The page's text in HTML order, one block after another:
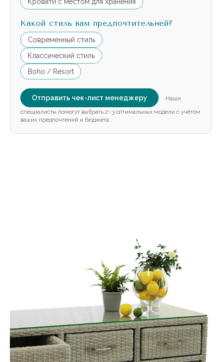
Какой стиль вам предпочтительней?
Современный стиль
Классический стиль
Boho / Resort
Отправить чек-лист менеджеру
Наши
специалисты помогут выбрать 2–3 оптимальных модели с учётом
ваших предпочтений и бюджета.